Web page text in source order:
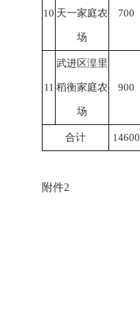
10 天一家庭农
场
700
11
武进区湟里
稻衡家庭农
场
900
合计 14600
附件2